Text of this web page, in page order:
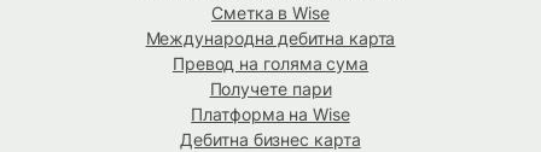
Сметка в Wise
Международна дебитна карта
Превод на голяма сума
Получете пари
Платформа на Wise
Дебитна бизнес карта